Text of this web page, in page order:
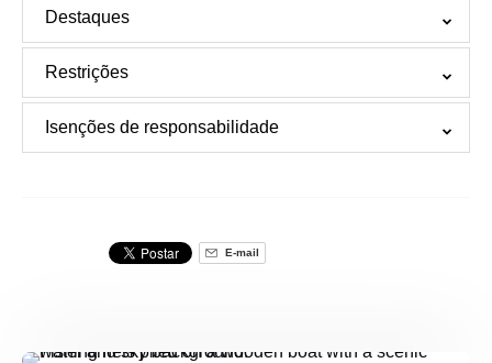
Destaques
Restrições
Isenções de responsabilidade
E-mail